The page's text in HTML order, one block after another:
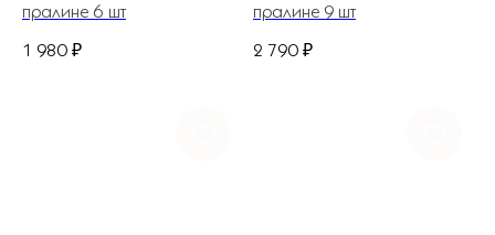
пралине 6 шт
1 980 ₽
пралине 9 шт
2 790 ₽